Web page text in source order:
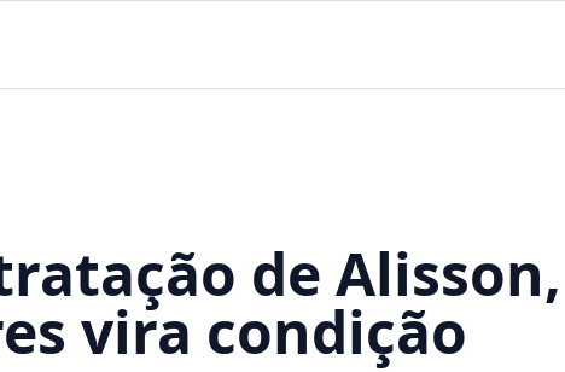
de Alisson,
vira condição